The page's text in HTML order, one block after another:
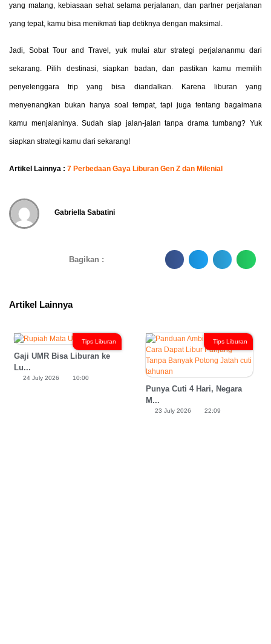
yang matang, kebiasaan sehat selama perjalanan, dan partner perjalanan
yang tepat, kamu bisa menikmati tiap detiknya dengan maksimal.
Jadi, Sobat Tour and Travel, yuk mulai atur strategi perjalananmu dari
sekarang. Pilih destinasi, siapkan badan, dan pastikan kamu memilih
penyelenggara trip yang bisa diandalkan. Karena liburan yang
menyenangkan bukan hanya soal tempat, tapi juga tentang bagaimana
kamu menjalaninya. Sudah siap jalan-jalan tanpa drama tumbang? Yuk
siapkan strategi kamu dari sekarang!
Artikel Lainnya : 7 Perbedaan Gaya Liburan Gen Z dan Milenial
Gabriella Sabatini
Bagikan :
Artikel Lainnya
Tips Liburan
Gaji UMR Bisa Liburan ke
Lu...
24 July 2026 10:00
Tips Liburan
Punya Cuti 4 Hari, Negara
M...
23 July 2026 22:09